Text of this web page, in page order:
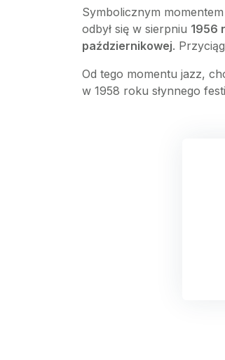
Symbolicznym
odbył się w sierpniu 1956
październikowej.
Od tego momentu jazz,
w 1958 roku słynnego